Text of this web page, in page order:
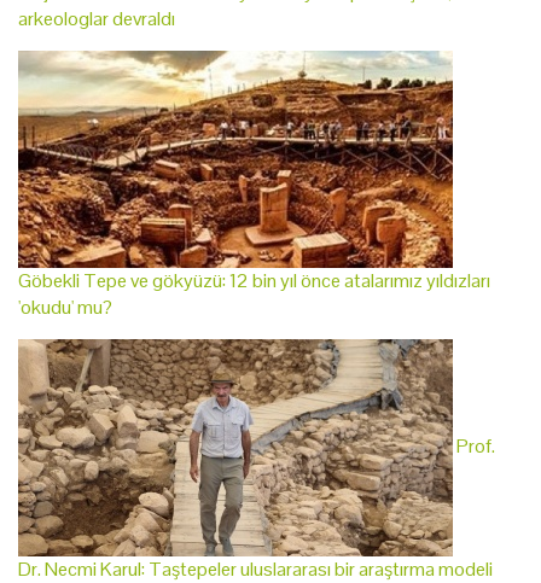
arkeologlar devraldı
Göbekli Tepe ve gökyüzü: 12 bin yıl önce atalarımız yıldızları
'okudu' mu?
Prof.
Dr. Necmi Karul: Taştepeler uluslararası bir araştırma modeli